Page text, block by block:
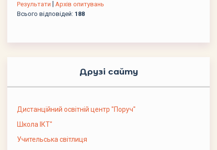
Результати
Архів опитувань
Всього відповідей: 188
Друзі сайту
Дистанційний освітній центр "Поруч"
Школа ІКТ"
Учительська світлиця